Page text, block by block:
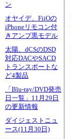
ン
オヤイデ、FiiOの
iPhoneリモコン付
きアンプ黒モデル
太陽、dCSのDSD
対応DACやSACD
トランスポートな
ど4製品
「Blu-ray/DVD発売
日一覧」11月29日
の更新情報
ダイジェストニュ
ース(11月30日)